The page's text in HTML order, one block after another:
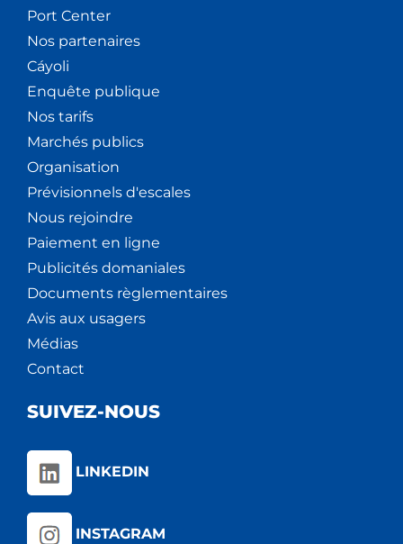
Port Center
Nos partenaires
Cáyoli
Enquête publique
Nos tarifs
Marchés publics
Organisation
Prévisionnels d'escales
Nous rejoindre
Paiement en ligne
Publicités domaniales
Documents règlementaires
Avis aux usagers
Médias
Contact
SUIVEZ-NOUS
LINKEDIN
INSTAGRAM